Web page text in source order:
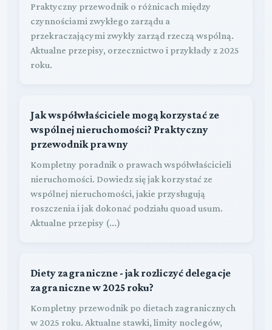
Praktyczny przewodnik o różnicach między
czynnościami zwykłego zarządu a
przekraczającymi zwykły zarząd rzeczą wspólną.
Aktualne przepisy, orzecznictwo i przykłady z 2025
roku.
Jak współwłaściciele mogą korzystać ze
wspólnej nieruchomości? Praktyczny
przewodnik prawny
Kompletny poradnik o prawach współwłaścicieli
nieruchomości. Dowiedz się jak korzystać ze
wspólnej nieruchomości, jakie przysługują
roszczenia i jak dokonać podziału quoad usum.
Aktualne przepisy (...)
Diety zagraniczne - jak rozliczyć delegacje
zagraniczne w 2025 roku?
Kompletny przewodnik po dietach zagranicznych
w 2025 roku. Aktualne stawki, limity noclegów,